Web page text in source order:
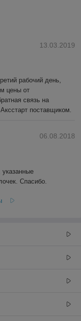
13.03.2019
рабочий день,
цены от
связь на
поставщиком.
06.08.2018
указанные
Спасибо.